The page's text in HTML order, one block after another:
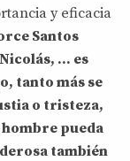
y eficacia
Santos
... es
tanto más se
o tristeza,
pueda
también